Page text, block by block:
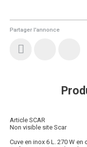
Partager l'annonce
Article SCAR
Non visible site Scar
Cuve en inox 6 L. 270 W